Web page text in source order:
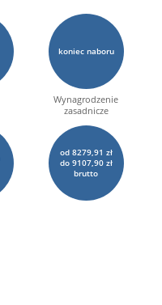
koniec naboru
Wynagrodzenie
zasadnicze
od 8279,91 zł
do 9107,90 zł
brutto